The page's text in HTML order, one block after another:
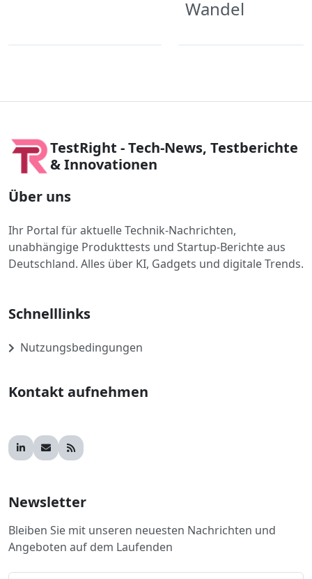
Wandel
TestRight - Tech-News, Testberichte
& Innovationen
Über uns
Ihr Portal für aktuelle Technik-Nachrichten,
unabhängige Produkttests und Startup-Berichte aus
Deutschland. Alles über KI, Gadgets und digitale Trends.
Schnelllinks
Nutzungsbedingungen
Kontakt aufnehmen
Newsletter
Bleiben Sie mit unseren neuesten Nachrichten und
Angeboten auf dem Laufenden